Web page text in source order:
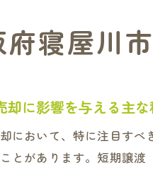
府寝屋川
却に影響を与える主
において、特に注目す
とがあります。短期譲